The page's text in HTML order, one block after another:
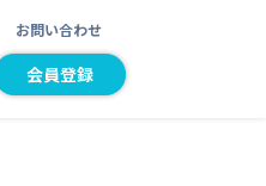
会員登録
お問い合わせ